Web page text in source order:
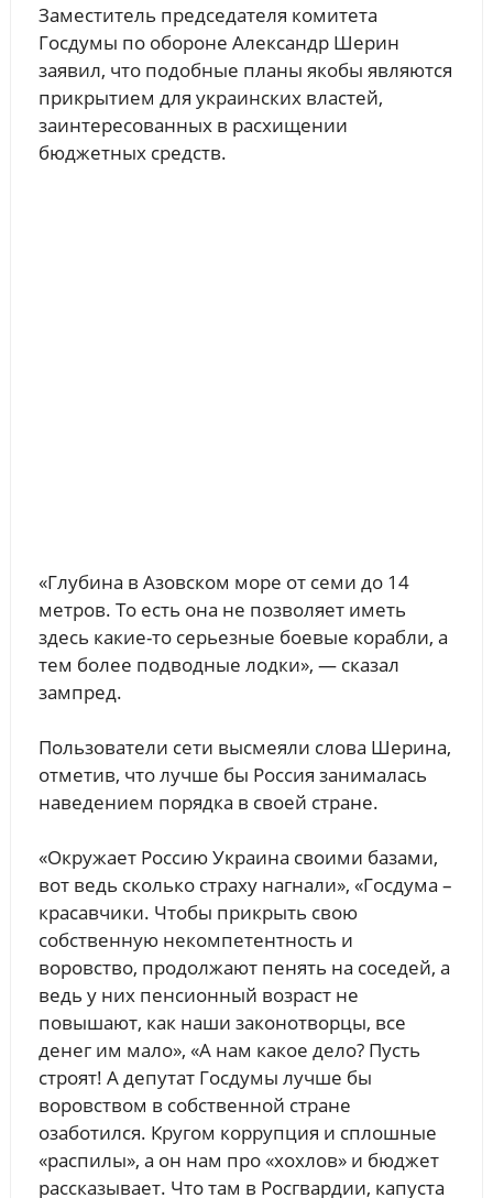
Заместитель председателя комитета
Госдумы по обороне Александр Шерин
заявил, что подобные планы якобы являются
прикрытием для украинских властей,
заинтересованных в расхищении
бюджетных средств.
«Глубина в Азовском море от семи до 14
метров. То есть она не позволяет иметь
здесь какие-то серьезные боевые корабли, а
тем более подводные лодки», — сказал
зампред.
Пользователи сети высмеяли слова Шерина,
отметив, что лучше бы Россия занималась
наведением порядка в своей стране.
«Окружает Россию Украина своими базами,
вот ведь сколько страху нагнали», «Госдума –
красавчики. Чтобы прикрыть свою
собственную некомпетентность и
воровство, продолжают пенять на соседей, а
ведь у них пенсионный возраст не
повышают, как наши законотворцы, все
денег им мало», «А нам какое дело? Пусть
строят! А депутат Госдумы лучше бы
воровством в собственной стране
озаботился. Кругом коррупция и сплошные
«распилы», а он нам про «хохлов» и бюджет
рассказывает. Что там в Росгвардии, капуста